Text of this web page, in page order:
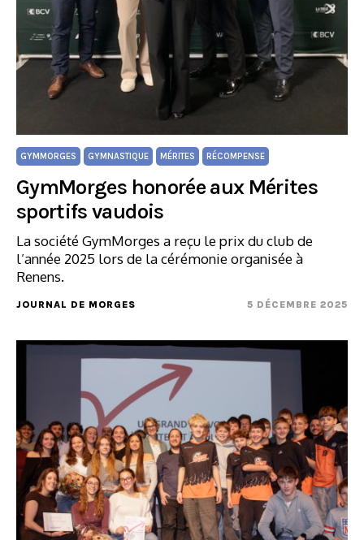
GYMMORGES GYMNASTIQUE MÉRITES RÉCOMPENSE
GymMorges honorée aux Mérites
sportifs vaudois
La société GymMorges a reçu le prix du club de
l’année 2025 lors de la cérémonie organisée à
Renens.
JOURNAL DE MORGES 5 DÉCEMBRE 2025